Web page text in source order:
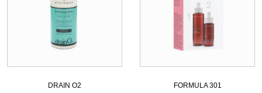
DRAIN O2 FORMULA 301